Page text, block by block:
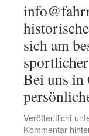
sich am
Bei uns in
Veröffentlicht
Kommentar